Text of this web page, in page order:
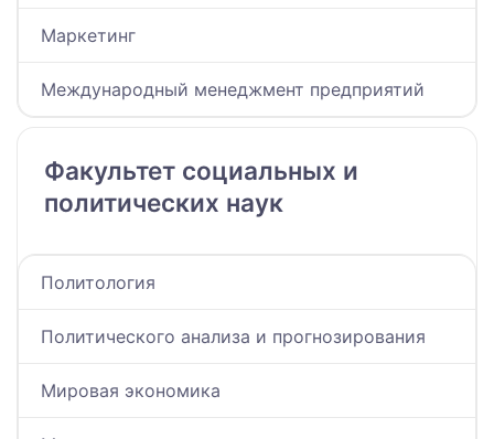
Маркетинг
Международный менеджмент предприятий
Факультет социальных и
политических наук
Политология
Политического анализа и прогнозирования
Мировая экономика